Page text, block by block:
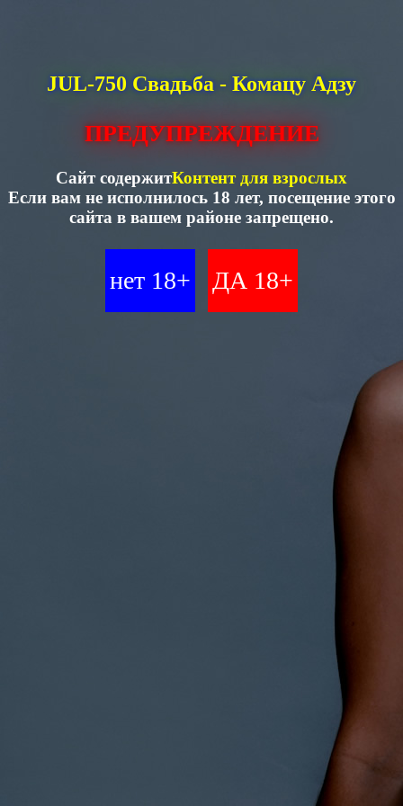
JUL-750 Свадьба - Комацу Адзу
ПРЕДУПРЕЖДЕНИЕ
Сайт содержитКонтент для взрослых
Если вам не исполнилось 18 лет, посещение этого
сайта в вашем районе запрещено.
нет 18+ ДА 18+